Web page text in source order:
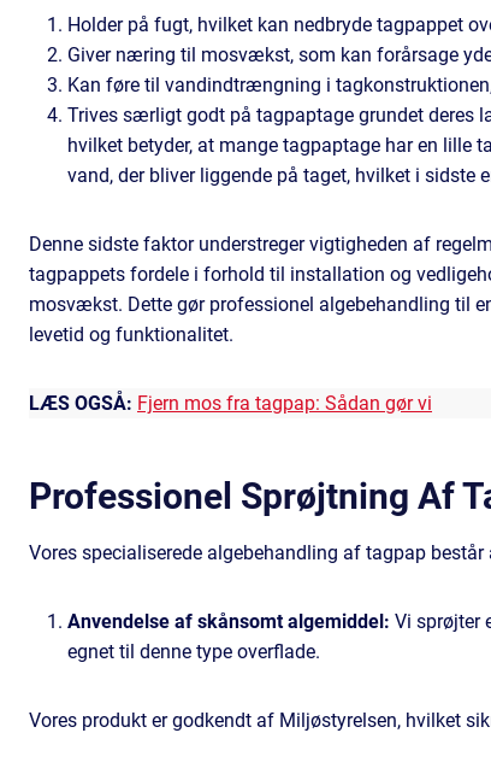
Holder på fugt, hvilket kan nedbryde tagpappet
Giver næring til mosvækst, som kan forårsage
Kan føre til vandindtrængning i
Trives særligt godt på tagpaptage grundet deres
hvilket betyder, at mange tagpaptage har en
vand, der bliver liggende på taget, hvilket i
Denne sidste faktor understreger vigtigheden af
tagpappets fordele i forhold til installation og
mosvækst. Dette gør professionel algebehandling til
levetid og funktionalitet.
LÆS OGSÅ: Fjern mos fra tagpap: Sådan gør vi
Professionel Sprøjtning Af
Vores specialiserede algebehandling af tagpap
Anvendelse af skånsomt algemiddel: Vi sprøjter
egnet til denne type overflade.
Vores produkt er godkendt af Miljøstyrelsen, hvilket